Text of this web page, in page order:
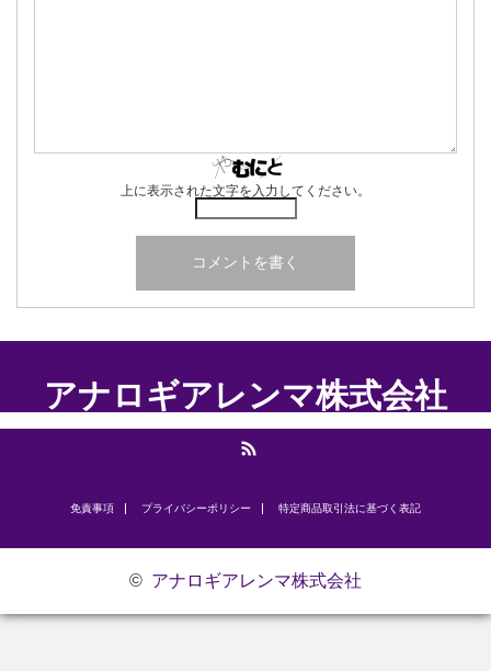
上に表示された文字を入力してください。
アナロギアレンマ株式会社
免責事項 プライバシーポリシー ​特定商品取引法に基づく表記
© アナロギアレンマ株式会社